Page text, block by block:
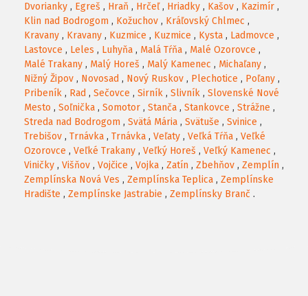
Dvorianky , Egreš , Hraň , Hrčeľ, Hriadky , Kašov , Kazimír ,
Klin nad Bodrogom , Kožuchov , Kráľovský Chlmec ,
Kravany , Kravany , Kuzmice , Kuzmice , Kysta , Ladmovce ,
Lastovce , Leles , Luhyňa , Malá Tŕňa , Malé Ozorovce ,
Malé Trakany , Malý Horeš , Malý Kamenec , Michaľany ,
Nižný Žipov , Novosad , Nový Ruskov , Plechotice , Poľany ,
Pribeník , Rad , Sečovce , Sirník , Slivník , Slovenské Nové
Mesto , Soľnička , Somotor , Stanča , Stankovce , Strážne ,
Streda nad Bodrogom , Svätá Mária , Svätuše , Svinice ,
Trebišov , Trnávka , Trnávka , Veľaty , Veľká Tŕňa , Veľké
Ozorovce , Veľké Trakany , Veľký Horeš , Veľký Kamenec ,
Viničky , Višňov , Vojčice , Vojka , Zatín , Zbehňov , Zemplín ,
Zemplínska Nová Ves , Zemplínska Teplica , Zemplínske
Hradište , Zemplínske Jastrabie , Zemplínsky Branč .